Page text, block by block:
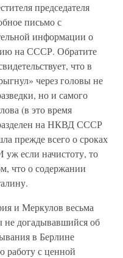
председателя
письмо с
информации о
на СССР. Обратите
что в
через головы не
но и самого
(в это время
на НКВД СССР
прежде всего о сроках
если начистоту, то
что о содержании
и Меркулов весьма
не догадывавшийся об
в Берлине
работу с ценной